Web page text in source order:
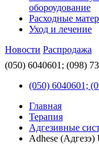
обороудование
Расходные
Уход и лечение
Новости Распродажа
(050) 6040601; (098)
(050) 6040601;
Главная
Терапия
Адгезивные
Adhese